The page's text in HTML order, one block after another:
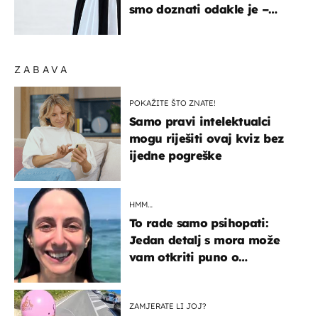
ZABAVA
POKAŽITE ŠTO ZNATE!
Samo pravi intelektualci
mogu riješiti ovaj kviz bez
ijedne pogreške
HMM…
To rade samo psihopati:
Jedan detalj s mora može
vam otkriti puno o
ZAMJERATE LI JOJ?
smo doznati odakle je –